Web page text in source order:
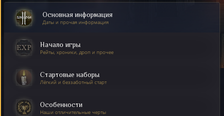
Основная информация
Даты и прочая информация
Начало игры
Рейты, хроники, дроп и прочее
Стартовые наборы
Лёгкий и беззаботный старт
Особенности
Наши отличительные черты